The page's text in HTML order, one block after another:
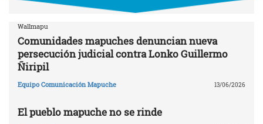
Wallmapu
Comunidades mapuches denuncian nueva
persecución judicial contra Lonko Guillermo
Ñiripil
Equipo Comunicación Mapuche 13/06/2026
El pueblo mapuche no se rinde